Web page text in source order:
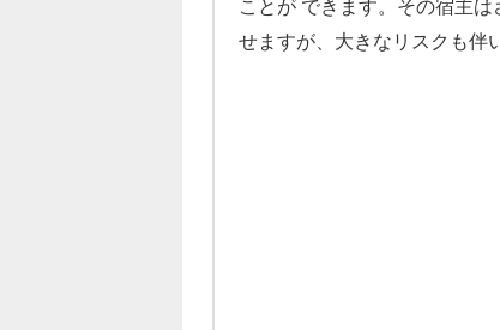
ことが できます。その宿主
せますが、大きなリスクも伴